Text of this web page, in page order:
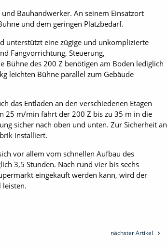
Bauhandwerker. An seinem Einsatzort
und dem geringen Platz­bedarf.
unterstützt eine zügige und unkomplizierte
Fangvorrichtung, Steuerung,
Bühne des 200 Z benötigen am Boden lediglich
leichten Bühne parallel zum Gebäude
das Entladen an den verschiedenen Etagen
25 m/min fährt der 200 Z bis zu 35 m in die
sicher nach oben und unten. Zur Sicherheit an
installiert.
vor allem vom schnellen Aufbau des
3,5 Stunden. Nach rund vier bis sechs
eingekauft werden kann, wird der
leisten.
nächster Artikel